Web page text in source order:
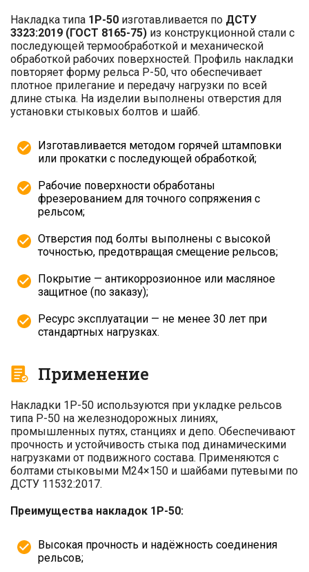
Накладка типа 1Р-50 изготавливается по ДСТУ
3323:2019 (ГОСТ 8165-75) из конструкционной стали с
последующей термообработкой и механической
обработкой рабочих поверхностей. Профиль накладки
повторяет форму рельса Р-50, что обеспечивает
плотное прилегание и передачу нагрузки по всей
длине стыка. На изделии выполнены отверстия для
установки стыковых болтов и шайб.
Изготавливается методом горячей штамповки
или прокатки с последующей обработкой;
Рабочие поверхности обработаны
фрезерованием для точного сопряжения с
рельсом;
Отверстия под болты выполнены с высокой
точностью, предотвращая смещение рельсов;
Покрытие — антикоррозионное или масляное
защитное (по заказу);
Ресурс эксплуатации — не менее 30 лет при
стандартных нагрузках.
Применение
Накладки 1Р-50 используются при укладке рельсов
типа Р-50 на железнодорожных линиях,
промышленных путях, станциях и депо. Обеспечивают
прочность и устойчивость стыка под динамическими
нагрузками от подвижного состава. Применяются с
болтами стыковыми М24×150 и шайбами путевыми по
ДСТУ 11532:2017.
Преимущества накладок 1Р-50:
Высокая прочность и надёжность соединения
рельсов;